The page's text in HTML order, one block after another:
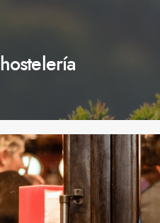
hostelería